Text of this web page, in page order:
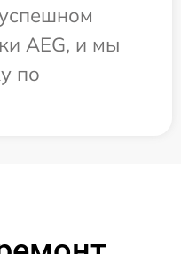
AEG, и мы
по